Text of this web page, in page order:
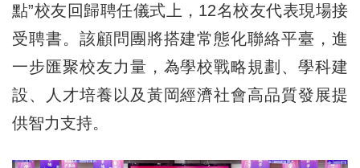
點”校友回歸聘任儀式上，12名校友代表現場接
受聘書。該顧問團將搭建常態化聯絡平臺，進
一步匯聚校友力量，為學校戰略規劃、學科建
設、人才培養以及黃岡經濟社會高品質發展提
供智力支持。